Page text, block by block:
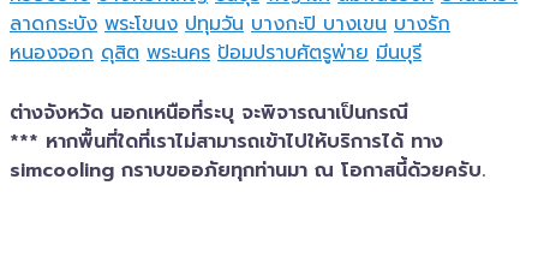
ลาดกระบัง พระโขนง ปทุมวัน บางกะปิ บางเขน บางรัก
หนองจอก ดุสิต พระนคร ป้อมปราบศัตรูพ่าย มีนบุรี
ต่างจังหวัด นอกเหนือที่ระบุ จะพิจารณาเป็นกรณี
*** หากพื้นที่ใดที่เราไม่สามารถเข้าไปให้บริการได้ ทาง
simcooling กราบขออภัยทุกท่านมา ณ โอกาสนี้ด้วยครับ.